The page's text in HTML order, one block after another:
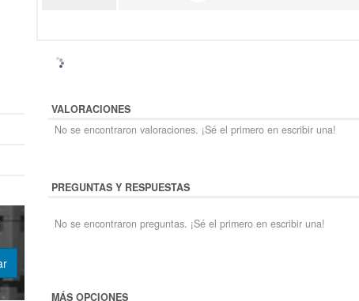
VALORACIONES
No se encontraron valoraciones. ¡Sé el primero en escribir una!
PREGUNTAS Y RESPUESTAS
No se encontraron preguntas. ¡Sé el primero en escribir una!
MÁS OPCIONES